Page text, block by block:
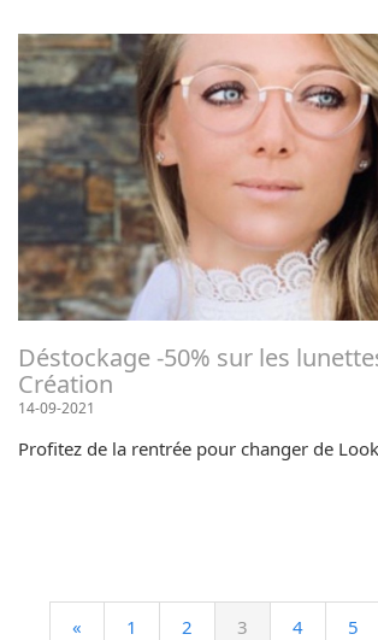
Déstockage -50% sur les
Création
14-09-2021
Profitez de la rentrée pour changer de
« 1 2 3 4 5